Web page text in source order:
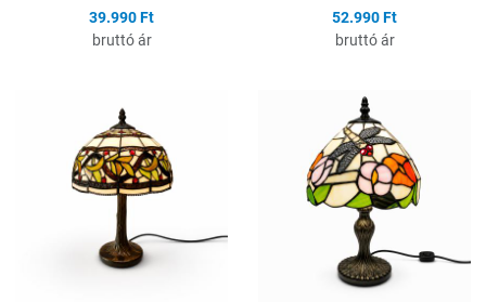
39.990 Ft
bruttó ár
52.990 Ft
bruttó ár
Hozzáadás a kívánságlistához
Összehasonlítás
Gyors nézet